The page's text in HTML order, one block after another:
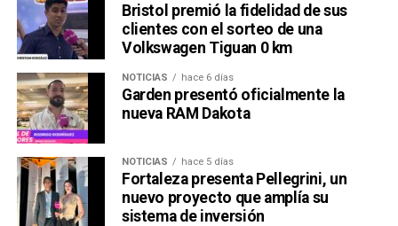
Una publicación compartida por Venus Media (@venusmediaoficial)
Bristol premió la fidelidad de sus
clientes con el sorteo de una
Volkswagen Tiguan 0 km
NOTICIAS hace 6 días
Garden presentó oficialmente la
nueva RAM Dakota
NOTICIAS hace 5 días
Fortaleza presenta Pellegrini, un
nuevo proyecto que amplía su
sistema de inversión